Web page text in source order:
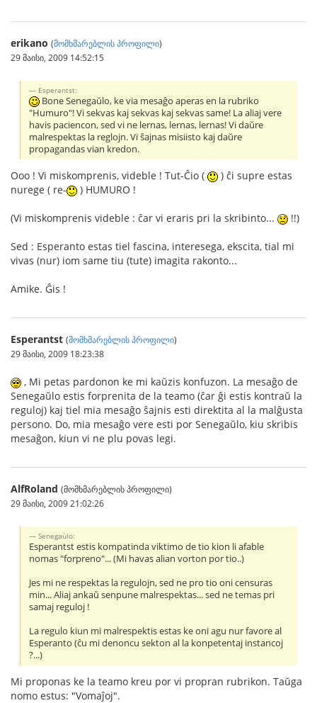
erikano (მომხმარებლის პროფილი)
29 მაისი, 2009 14:52:15
Esperantst:
Bone Senegaŭlo, ke via mesaĝo aperas en la rubriko
"Humuro"! Vi sekvas kaj sekvas kaj sekvas same! La aliaj vere
havis paciencon, sed vi ne lernas, lernas, lernas! Vi daŭre
malrespektas la reglojn. Vi ŝajnas misiisto kaj daŭre
propagandas vian kredon.
Ooo ! Vi miskomprenis, videble ! Tut-Ĉio (
) ĉi supre estas
nurege ( re-
) HUMURO !
(Vi miskomprenis videble : ĉar vi eraris pri la skribinto... !!)
Sed : Esperanto estas tiel fascina, interesega, ekscita, tial mi
vivas (nur) iom same tiu (tute) imagita rakonto...
Amike. Ĝis !
Esperantst (მომხმარებლის პროფილი)
29 მაისი, 2009 18:23:38
, Mi petas pardonon ke mi kaŭzis konfuzon. La mesaĝo de
Senegaŭlo estis forprenita de la teamo (ĉar ĝi estis kontraŭ la
reguloj) kaj tiel mia mesaĝo ŝajnis esti direktita al la malĝusta
persono. Do, mia mesaĝo vere esti por Senegaŭlo, kiu skribis
mesaĝon, kiun vi ne plu povas legi.
AlfRoland (მომხმარებლის პროფილი)
29 მაისი, 2009 21:02:26
Senegaùlo:
Esperantst estis kompatinda viktimo de tio kion li afable
nomas "forpreno"... (Mi havas alian vorton por tio..)
Jes mi ne respektas la regulojn, sed ne pro tio oni censuras
min... Aliaj ankaŭ senpune malrespektas... sed ne temas pri
samaj reguloj !
La regulo kiun mi malrespektis estas ke oni agu nur favore al
Esperanto (ĉu mi denoncu sekton al la konpetentaj instancoj
?...)
Mi proponas ke la teamo kreu por vi propran rubrikon. Taŭga
nomo estus: "Vomaĵoj".